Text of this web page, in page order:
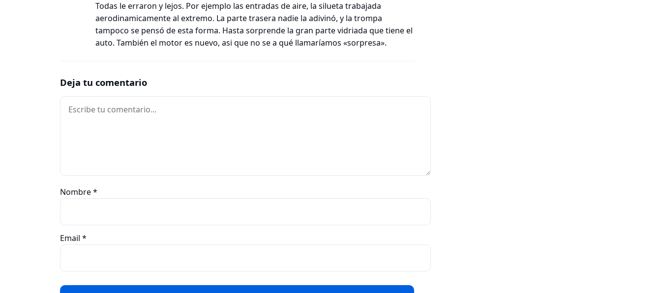
Todas le erraron y lejos. Por ejemplo las entradas de aire, la silueta trabajada
aerodinamicamente al extremo. La parte trasera nadie la adivinó, y la trompa
tampoco se pensó de esta forma. Hasta sorprende la gran parte vidriada que tiene el
auto. También el motor es nuevo, asi que no se a qué llamaríamos «sorpresa».
Deja tu comentario
Comentario
Nombre*
Email *